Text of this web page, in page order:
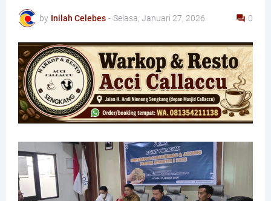
by Inilah Celebes - Selasa, Januari 27, 2026 0